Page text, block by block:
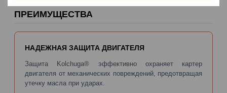
ПРЕИМУЩЕСТВА
НАДЕЖНАЯ ЗАЩИТА ДВИГАТЕЛЯ
Защита Kolchuga® эффективно охраняет картер
двигателя от механических повреждений, предотвращая
утечку масла при ударах.